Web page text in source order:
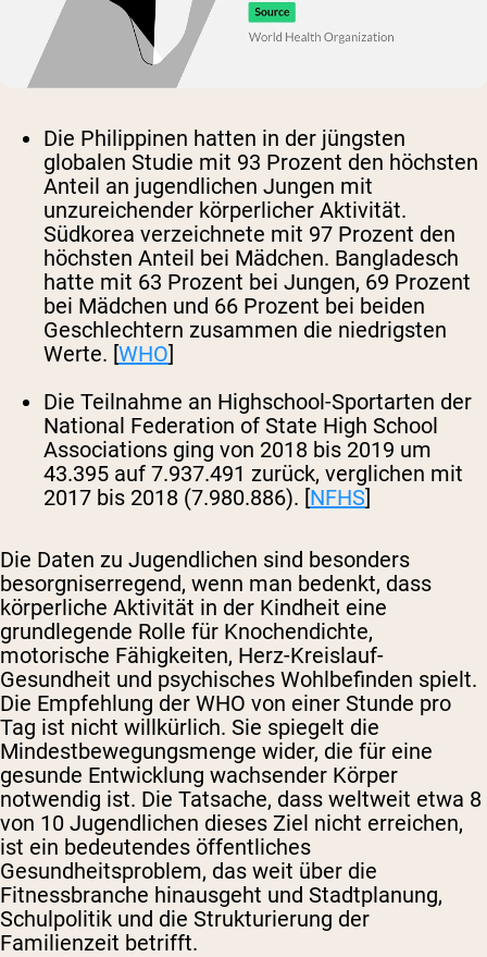
Die Philippinen hatten in der jüngsten
globalen Studie mit 93 Prozent den höchsten
Anteil an jugendlichen Jungen mit
unzureichender körperlicher Aktivität.
Südkorea verzeichnete mit 97 Prozent den
höchsten Anteil bei Mädchen. Bangladesch
hatte mit 63 Prozent bei Jungen, 69 Prozent
bei Mädchen und 66 Prozent bei beiden
Geschlechtern zusammen die niedrigsten
Werte. [WHO]
Die Teilnahme an Highschool-Sportarten der
National Federation of State High School
Associations ging von 2018 bis 2019 um
43.395 auf 7.937.491 zurück, verglichen mit
2017 bis 2018 (7.980.886). [NFHS]
Die Daten zu Jugendlichen sind besonders
besorgniserregend, wenn man bedenkt, dass
körperliche Aktivität in der Kindheit eine
grundlegende Rolle für Knochendichte,
motorische Fähigkeiten, Herz-Kreislauf-
Gesundheit und psychisches Wohlbefinden spielt.
Die Empfehlung der WHO von einer Stunde pro
Tag ist nicht willkürlich. Sie spiegelt die
Mindestbewegungsmenge wider, die für eine
gesunde Entwicklung wachsender Körper
notwendig ist. Die Tatsache, dass weltweit etwa 8
von 10 Jugendlichen dieses Ziel nicht erreichen,
ist ein bedeutendes öffentliches
Gesundheitsproblem, das weit über die
Fitnessbranche hinausgeht und Stadtplanung,
Schulpolitik und die Strukturierung der
Familienzeit betrifft.